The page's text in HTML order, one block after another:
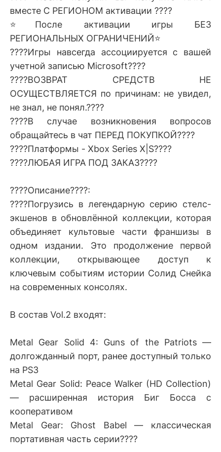
вместе С РЕГИОНОМ активации ????
⭐️После активации игры БЕЗ
РЕГИОНАЛЬНЫХ ОГРАНИЧЕНИЙ⭐️
????Игры навсегда ассоциируется с вашей
учетной записью Microsoft????
????ВОЗВРАТ СРЕДСТВ НЕ
ОСУЩЕСТВЛЯЕТСЯ по причинам: не увидел,
не знал, не понял.????
????В случае возникновения вопросов
обращайтесь в чат ПЕРЕД ПОКУПКОЙ????
????Платформы - Xbox Series X|S????
????ЛЮБАЯ ИГРА ПОД ЗАКАЗ????
????Описание????:
????Погрузись в легендарную серию стелс-
экшенов в обновлённой коллекции, которая
объединяет культовые части франшизы в
одном издании. Это продолжение первой
коллекции, открывающее доступ к
ключевым событиям истории Солид Снейка
на современных консолях.
В состав Vol.2 входят:
Metal Gear Solid 4: Guns of the Patriots —
долгожданный порт, ранее доступный только
на PS3
Metal Gear Solid: Peace Walker (HD Collection)
— расширенная история Биг Босса с
кооперативом
Metal Gear: Ghost Babel — классическая
портативная часть серии????